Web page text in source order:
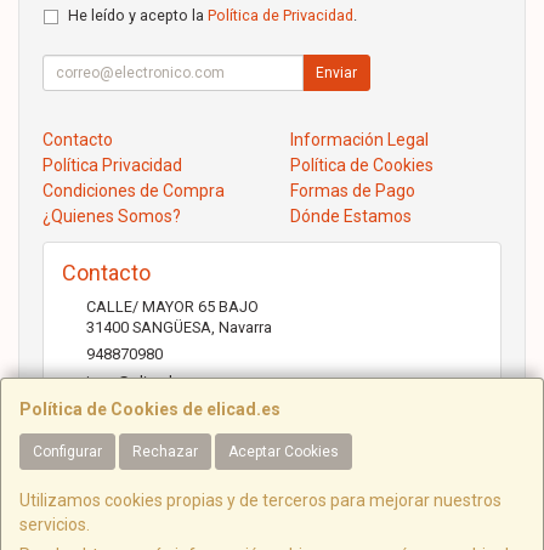
Política de Cookies de elicad.es
Configurar Rechazar Aceptar Cookies
Utilizamos cookies propias y de terceros para mejorar nuestros
servicios.
He leído y acepto la Política de Privacidad
Enviar
Contacto
Información Legal
Política Privacidad
Política de Cookies
Condiciones de Compra
Formas de Pago
¿Quienes Somos?
Dónde Estamos
Contacto
CALLE/ MAYOR 65 BAJO
31400 SANGÜESA Navarra
948870980
jose@elicad.com
Horario
Lunes a Viernes 9:30 a 20:00 Sábados 10.00 a 14.00